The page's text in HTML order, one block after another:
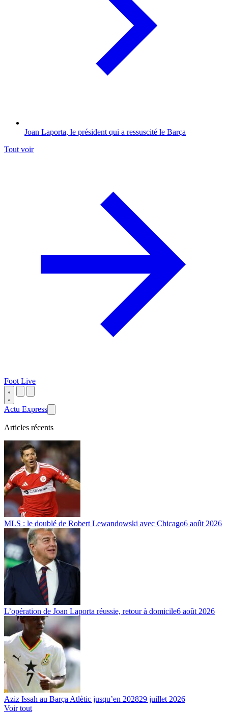
Joan Laporta, le président qui a ressuscité le Barça
Tout voir
Foot Live
Actu Express
Articles récents
MLS : le doublé de Robert Lewandowski avec Chicago6 août 2026
L’opération de Joan Laporta réussie, retour à domicile6 août 2026
Aziz Issah au Barça Atlètic jusqu’en 202829 juillet 2026
Voir tout